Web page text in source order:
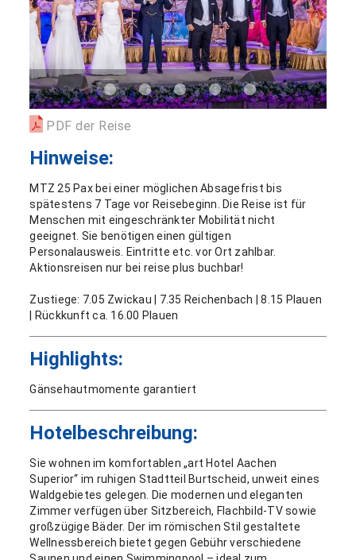
PDF der Reise
Hinweise:
MTZ 25 Pax bei einer möglichen Absagefrist bis
spätestens 7 Tage vor Reisebeginn. Die Reise ist für
Menschen mit eingeschränkter Mobilität nicht
geeignet. Sie benötigen einen gültigen
Personalausweis. Eintritte etc. vor Ort zahlbar.
Aktionsreisen nur bei reise plus buchbar!
Zustiege: 7.05 Zwickau | 7.35 Reichenbach | 8.15 Plauen
| Rückkunft ca. 16.00 Plauen
Highlights:
Gänsehautmomente garantiert
Hotelbeschreibung:
Sie wohnen im komfortablen „art Hotel Aachen
Superior“ im ruhigen Stadtteil Burtscheid, unweit eines
Waldgebietes gelegen. Die modernen und eleganten
Zimmer verfügen über Sitzbereich, Flachbild-TV sowie
großzügige Bäder. Der im römischen Stil gestaltete
Wellnessbereich bietet gegen Gebühr verschiedene